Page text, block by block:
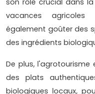
son rôle crucial dans
vacances
également goûter des
des ingrédients
De plus, l'agrotourisme
des plats
biologiques locaux,